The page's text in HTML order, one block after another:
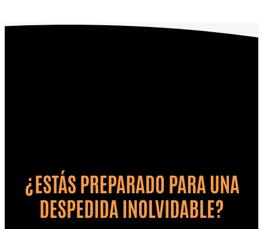
¿ESTÁS PREPARADO PARA UNA
DESPEDIDA INOLVIDABLE?